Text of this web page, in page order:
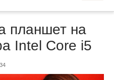
планшет на
Intel Core i5